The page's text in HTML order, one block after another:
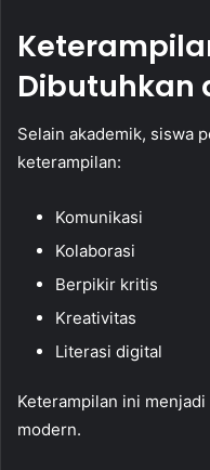
Dibutuhkan
Selain akademik, siswa
keterampilan:
Komunikasi
Kolaborasi
Berpikir kritis
Kreativitas
Literasi digital
Keterampilan ini
modern.